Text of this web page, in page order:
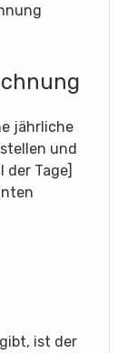
jährliche
und
der Tage]
ist der